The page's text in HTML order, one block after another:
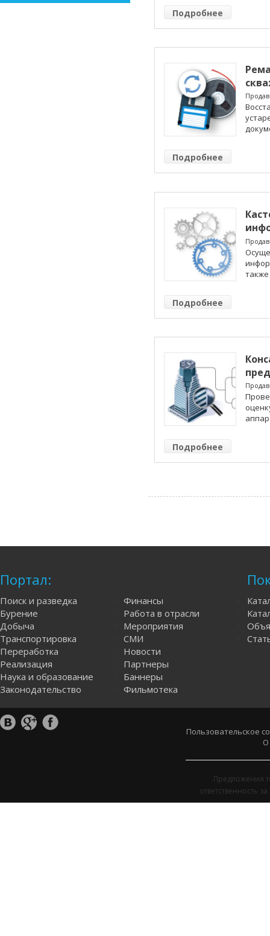
Подробнее
Подробнее
баз
также
Подробнее
Подробнее
Портал:
Поиск и разведка
Бурение
Добыча
Транспортировка
Переработка
Реализация
Наука и образование
Законодательство
Финансы
Работа в отрасли
Мероприятия
СМИ
Новости
Партнеры
Баннеры
Фильмотека
Пользовательское
О
Предложения
ответственность